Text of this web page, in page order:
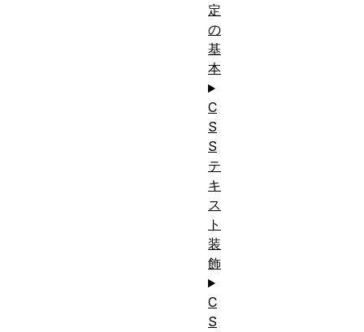
定
の
基
本
C
S
S
テ
キ
ス
ト
装
飾
C
S